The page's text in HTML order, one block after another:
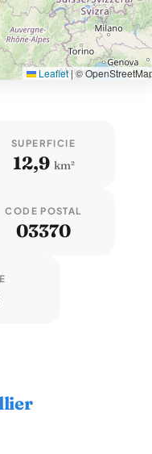
Leaflet|©
SUPERFICIE
12,9 km²
CODE POSTAL
03370